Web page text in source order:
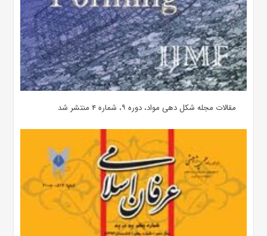
مقالات مجله شکل دهی مواد، دوره ۹، شماره ۴ منتشر شد